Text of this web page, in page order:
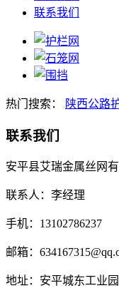
联系我们
热门搜索： 陕西公路
联系我们
安平县艾瑞金属丝网
联系人：李经理
手机：13102786237
邮箱：
地址：安平城东工业